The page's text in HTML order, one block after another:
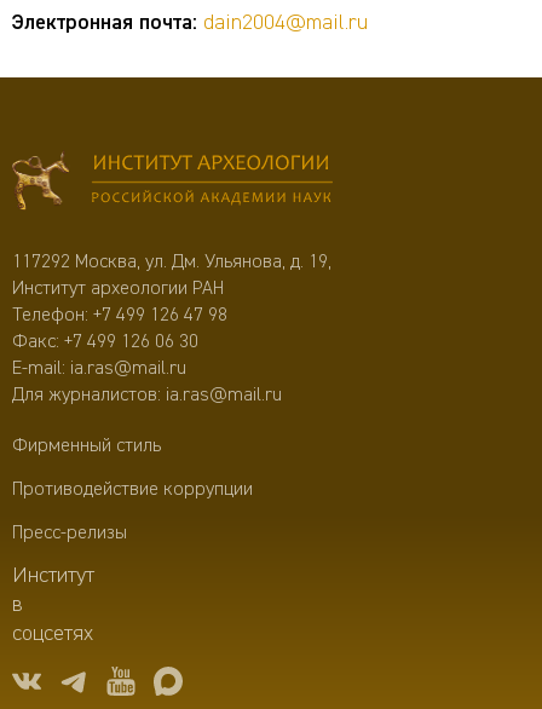
Электронная почта: dain2004@mail.ru
117292 Москва, ул. Дм. Ульянова, д. 19,
Институт археологии РАН
Телефон: +7 499 126 47 98
Факс: +7 499 126 06 30
E-mail: ia.ras@mail.ru
Для журналистов: ia.ras@mail.ru
Фирменный стиль
Противодействие коррупции
Пресс-релизы
Институт
в
соцсетях